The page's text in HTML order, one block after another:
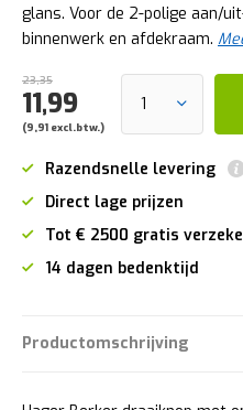
glans. Voor de 2-polige aan/
binnenwerk en afdekraam.
23,35
11,99
(9,91 excl.btw.)
Razendsnelle levering
Direct lage prijzen
Tot € 2500 gratis
14 dagen bedenktijd
Productomschrijving